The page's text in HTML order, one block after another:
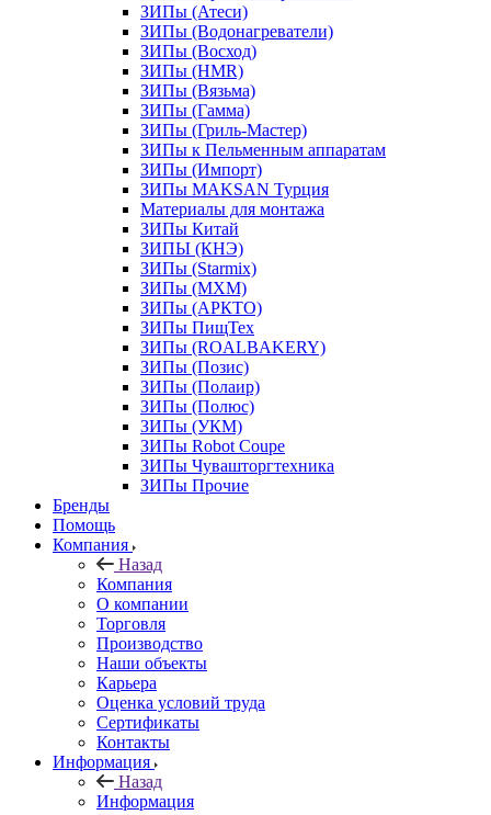
ЗИПы (Атеси)
ЗИПы (Водонагреватели)
ЗИПы (Восход)
ЗИПы (HMR)
ЗИПы (Вязьма)
ЗИПы (Гамма)
ЗИПы (Гриль-Мастер)
ЗИПы к Пельменным аппаратам
ЗИПы (Импорт)
ЗИПы MAKSAN Турция
Материалы для монтажа
ЗИПы Китай
ЗИПЫ (КНЭ)
ЗИПы (Starmix)
ЗИПы (МХМ)
ЗИПы (АРКТО)
ЗИПы ПищТех
ЗИПы (ROALBAKERY)
ЗИПы (Позис)
ЗИПы (Полаир)
ЗИПы (Полюс)
ЗИПы (УКМ)
ЗИПы Robot Coupe
ЗИПы Чувашторгтехника
ЗИПы Прочие
Бренды
Помощь
Компания
Назад
Компания
О компании
Торговля
Производство
Наши объекты
Карьера
Оценка условий труда
Сертификаты
Контакты
Информация
Назад
Информация